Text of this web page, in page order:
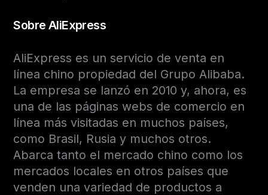
Sobre AliExpress
AliExpress es un servicio de venta en
línea chino propiedad del Grupo Alibaba.
La empresa se lanzó en 2010 y, ahora, es
una de las páginas webs de comercio en
línea más visitadas en muchos países,
como Brasil, Rusia y muchos otros.
Abarca tanto el mercado chino como los
mercados locales en otros países que
venden una variedad de productos a